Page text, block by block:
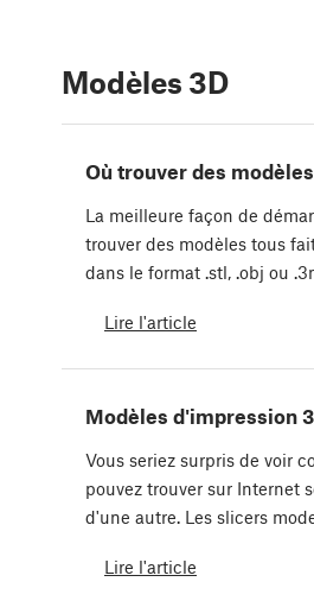
Modèles 3D
Où trouver des
La meilleure façon de
trouver des modèles tous
dans le format .stl, .obj ou
Lire l'article
Modèles d'impression
Vous seriez surpris de voir
pouvez trouver sur Internet
d'une autre. Les slicers
Lire l'article